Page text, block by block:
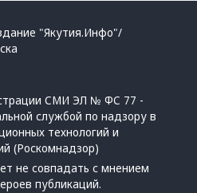
"Якутия.Инфо"/
СМИ ЭЛ № ФС 77 -
службой по надзору в
технологий и
(Роскомнадзор)
не совпадать с мнением
публикаций.